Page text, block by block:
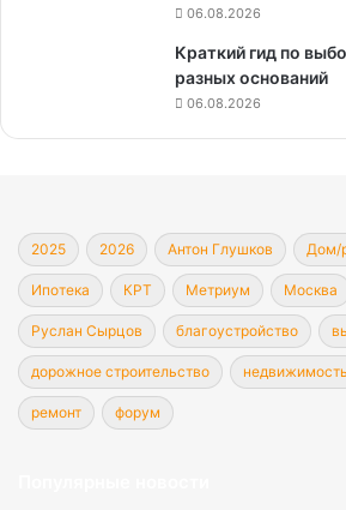
06.08.2026
Краткий гид по
разных оснований
06.08.2026
2025 2026 Антон Глушков Дом/
Ипотека КРТ Метриум Москва
Руслан Сырцов благоустройство
дорожное строительство недвижимость
ремонт форум